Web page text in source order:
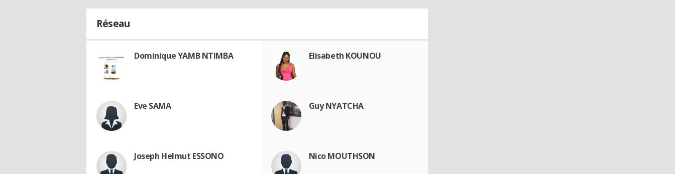
Réseau
Dominique YAMB NTIMBA Elisabeth KOUNOU
Eve SAMA Guy NYATCHA
Joseph Helmut ESSONO Nico MOUTHSON